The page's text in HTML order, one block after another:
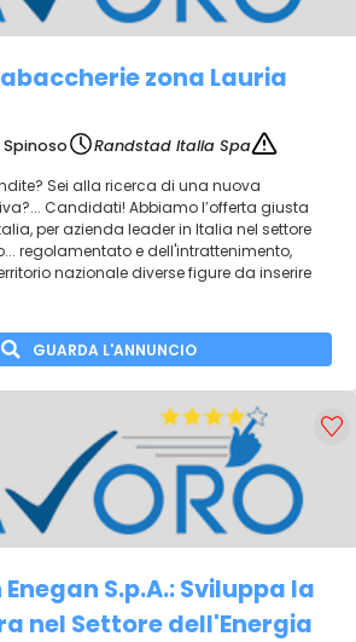
zona Lauria
Spinoso
Randstad Italia Spa
Sei alla ricerca di una nuova
Candidati! Abbiamo l’offerta giusta
per azienda leader in Italia nel settore
regolamentato e dell'intrattenimento,
nazionale diverse figure da inserire
GUARDA L'ANNUNCIO
S.p.A.: Sviluppa la
nel Settore dell'Energia